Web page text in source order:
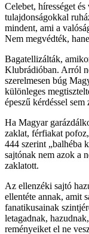
Celebet, hírességet
tulajdonságokkal
mindent, ami a
Nem megvédték,
Bagatellizálták,
Klubrádióban. Arról
szerelmesen búg
különleges
épeszű kérdéssel sem
Ha Magyar
zaklat, férfiakat
444 szerint „balhéba
sajtónak nem azok a
zaklatott.
Az ellenzéki sajtó
ellentéte annak, amit
fanatikusainak
letagadnak,
reményeiket el ne